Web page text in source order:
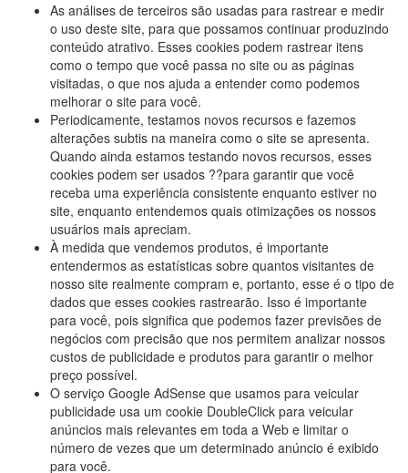
As análises de terceiros são usadas para rastrear e medir
o uso deste site, para que possamos continuar produzindo
conteúdo atrativo. Esses cookies podem rastrear itens
como o tempo que você passa no site ou as páginas
visitadas, o que nos ajuda a entender como podemos
melhorar o site para você.
Periodicamente, testamos novos recursos e fazemos
alterações subtis na maneira como o site se apresenta.
Quando ainda estamos testando novos recursos, esses
cookies podem ser usados ??para garantir que você
receba uma experiência consistente enquanto estiver no
site, enquanto entendemos quais otimizações os nossos
usuários mais apreciam.
À medida que vendemos produtos, é importante
entendermos as estatísticas sobre quantos visitantes de
nosso site realmente compram e, portanto, esse é o tipo de
dados que esses cookies rastrearão. Isso é importante
para você, pois significa que podemos fazer previsões de
negócios com precisão que nos permitem analizar nossos
custos de publicidade e produtos para garantir o melhor
preço possível.
O serviço Google AdSense que usamos para veicular
publicidade usa um cookie DoubleClick para veicular
anúncios mais relevantes em toda a Web e limitar o
número de vezes que um determinado anúncio é exibido
para você.